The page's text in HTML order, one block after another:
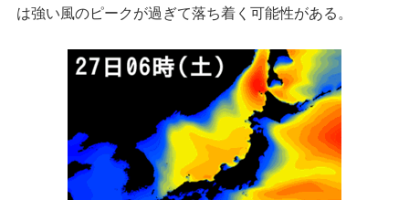
は強い風のピークが過ぎて落ち着く可能性がある。